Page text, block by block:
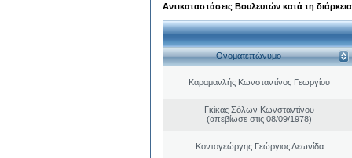
Αντικαταστάσεις Βουλευτών κατά τη
Ονοματεπώνυμο
Καραμανλής Κωνσταντίνος Γεωργίου
Γκίκας Σόλων Κωνσταντίνου
(απεβίωσε στις 08/09/1978)
Κοντογεώργης Γεώργιος Λεωνίδα